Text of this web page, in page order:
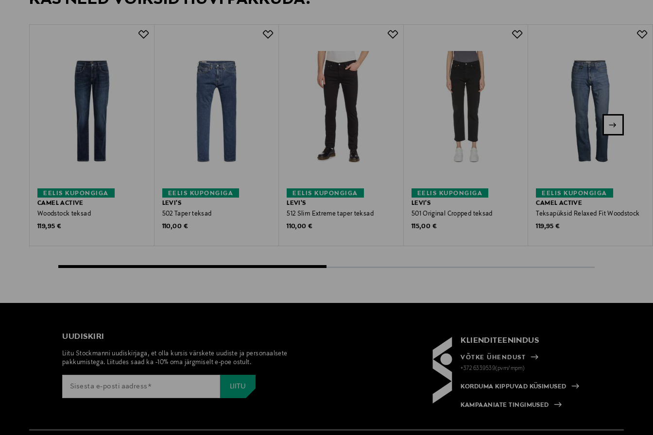
EELIS KUPONGIGA
CAMEL ACTIVE
Woodstock teksad
Original Price
119,95 €
EELIS KUPONGIGA
LEVI'S
502 Taper teksad
Original Price
110,00 €
EELIS KUPONGIGA
LEVI'S
512 Slim Extreme taper teksad
Original Price
110,00 €
EELIS KUPONGIGA
LEVI'S
501 Original Cropped teksad
Original Price
115,00 €
EELIS KUPONGIGA
CAMEL ACTIVE
Teksapüksid Relaxed Fit Woodstock
Original Price
119,95 €
UUDISKIRI
Liitu Stockmanni uudiskirjaga, et olla kursis värskete uudiste ja personaalsete
pakkumistega. Liitudes saad ka -10% oma järgmiselt e-poe ostult.
KLIENDITEENINDUS
VÕTKE ÜHENDUST
+372 6339539(pvm/mpm)
KORDUMA KIPPUVAD KÜSIMUSED
KAMPAANIATE TINGIMUSED